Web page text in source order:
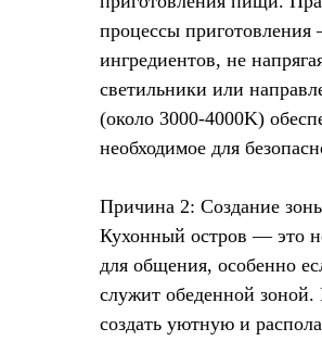
процессы
ингредиентов, не
светильники или
(около 3000-4000K)
необходимое для
Причина 2: Создание
Кухонный остров — это
для общения, особенно
служит обеденной зоной.
создать уютную и